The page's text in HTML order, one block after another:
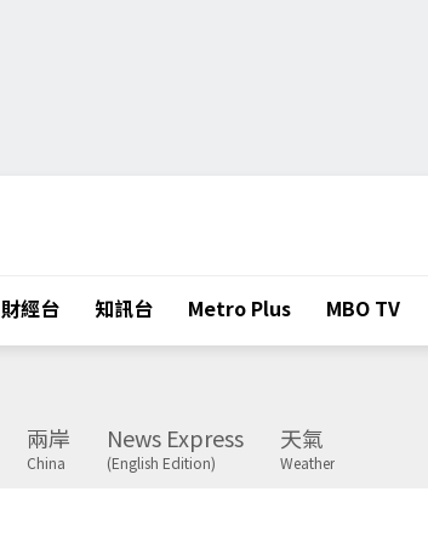
財經台 知訊台 Metro Plus MBO TV
兩岸
China
News Express
(English Edition)
天氣
Weather